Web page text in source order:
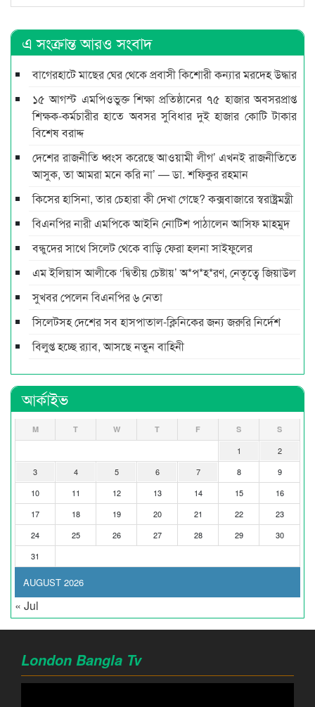
এ সংক্রান্ত আরও সংবাদ
বাগেরহাটে মাছের ঘের থেকে প্রবাসী কিশোরী কন্যার মরদেহ উদ্ধার
১৫ আগস্ট এমপিওভুক্ত শিক্ষা প্রতিষ্ঠানের ৭৫ হাজার অবসরপ্রাপ্ত
শিক্ষক-কর্মচারীর হাতে অবসর সুবিধার দুই হাজার কোটি টাকার
বিশেষ বরাদ্দ
দেশের রাজনীতি ধ্বংস করেছে আওয়ামী লীগ’ এখনই রাজনীতিতে
আসুক, তা আমরা মনে করি না’ — ডা. শফিকুর রহমান
কিসের হাসিনা, তার চেহারা কী দেখা গেছে? কক্সবাজারে স্বরাষ্ট্রমন্ত্রী
বিএনপির নারী এমপিকে আইনি নোটিশ পাঠালেন আসিফ মাহমুদ
বন্ধুদের সাথে সিলেট থেকে বাড়ি ফেরা হলনা সাইফুলের
এম ইলিয়াস আলীকে ‘দ্বিতীয় চেষ্টায়’ অ*প*হ*রণ, নেতৃত্বে জিয়াউল
সুখবর পেলেন বিএনপির ৬ নেতা
সিলেটসহ দেশের সব হাসপাতাল-ক্লিনিকের জন্য জরুরি নির্দেশ
বিলুপ্ত হচ্ছে র‍্যাব, আসছে নতুন বাহিনী
আর্কাইভ
AUGUST 2026
M T W T F S S
1
2
3
4 5 6 7 8
9
10
11 12 13 14 15
16
17
18 19 20 21 22
23
24
25 26 27 28 29
30
31
« Jul
London Bangla Tv